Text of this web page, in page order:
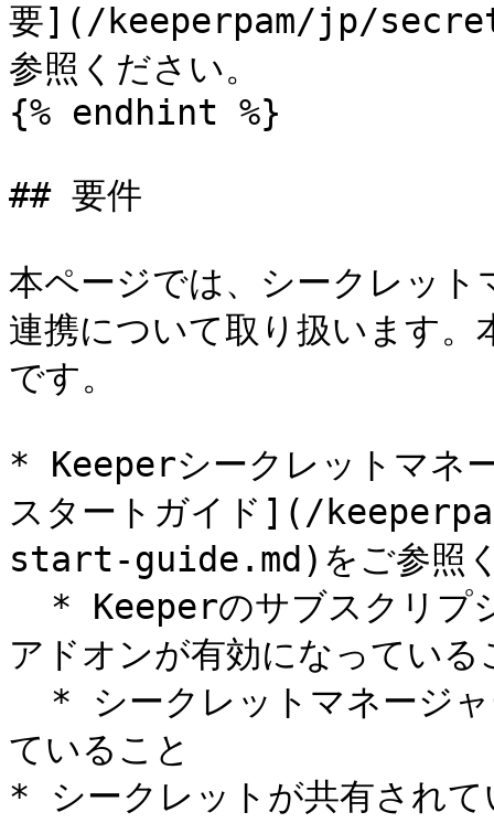
要](/keeperpam/jp/
参照ください。
{% endhint %}
## 要件
本ページでは、シークレッ
連携について取り扱います。
です。
* Keeperシークレットマネ
スタートガイド](/
start-guide.md)をご参照
アドオンが有効になっている
ていること
* シークレットが共有され